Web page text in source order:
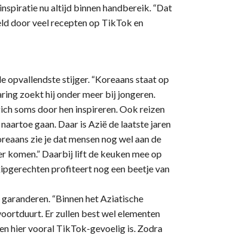
nu altijd binnen handbereik. “Dat
door veel recepten op TikTok en
opvallendste stijger. “Koreaans staat op
zoekt hij onder meer bij jongeren.
soms door hen inspireren. Ook reizen
gaan. Daar is Azië de laatste jaren
zie je dat mensen nog wel aan de
komen.” Daarbij lift de keuken mee op
profiteert nog een beetje van
“Binnen het Aziatische
Er zullen best wel elementen
hier vooral TikTok-gevoelig is. Zodra